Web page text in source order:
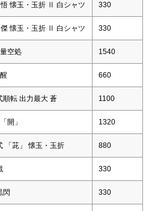
懐玉・玉折 Ⅱ 白シャツ 330
懐玉・玉折 Ⅱ 白シャツ 330
空処 1540
660
順転 出力最大 蒼 1100
開」 1320
「茈」 懐玉・玉折 880
330
閃 330